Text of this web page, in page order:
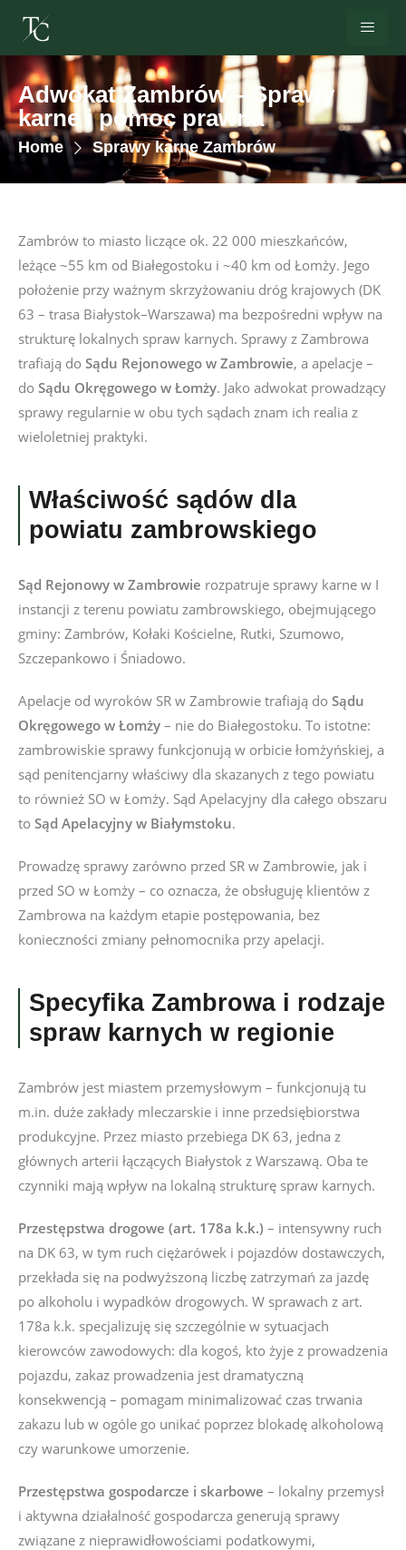
Adwokat Zambrów – Sprawy
karne i pomoc prawna
Home Sprawy karne Zambrów
Zambrów to miasto liczące ok. 22 000 mieszkańców,
leżące ~55 km od Białegostoku i ~40 km od Łomży. Jego
położenie przy ważnym skrzyżowaniu dróg krajowych (DK
63 – trasa Białystok–Warszawa) ma bezpośredni wpływ na
strukturę lokalnych spraw karnych. Sprawy z Zambrowa
trafiają do Sądu Rejonowego w Zambrowie, a apelacje –
do Sądu Okręgowego w Łomży. Jako adwokat prowadzący
sprawy regularnie w obu tych sądach znam ich realia z
wieloletniej praktyki.
Właściwość sądów dla
powiatu zambrowskiego
Sąd Rejonowy w Zambrowie rozpatruje sprawy karne w I
instancji z terenu powiatu zambrowskiego, obejmującego
gminy: Zambrów, Kołaki Kościelne, Rutki, Szumowo,
Szczepankowo i Śniadowo.
Apelacje od wyroków SR w Zambrowie trafiają do Sądu
Okręgowego w Łomży – nie do Białegostoku. To istotne:
zambrowiskie sprawy funkcjonują w orbicie łomżyńskiej, a
sąd penitencjarny właściwy dla skazanych z tego powiatu
to również SO w Łomży. Sąd Apelacyjny dla całego obszaru
to Sąd Apelacyjny w Białymstoku.
Prowadzę sprawy zarówno przed SR w Zambrowie, jak i
przed SO w Łomży – co oznacza, że obsługuję klientów z
Zambrowa na każdym etapie postępowania, bez
konieczności zmiany pełnomocnika przy apelacji.
Specyfika Zambrowa i rodzaje
spraw karnych w regionie
Zambrów jest miastem przemysłowym – funkcjonują tu
m.in. duże zakłady mleczarskie i inne przedsiębiorstwa
produkcyjne. Przez miasto przebiega DK 63, jedna z
głównych arterii łączących Białystok z Warszawą. Oba te
czynniki mają wpływ na lokalną strukturę spraw karnych.
Przestępstwa drogowe (art. 178a k.k.) – intensywny ruch
na DK 63, w tym ruch ciężarówek i pojazdów dostawczych,
przekłada się na podwyższoną liczbę zatrzymań za jazdę
po alkoholu i wypadków drogowych. W sprawach z art.
178a k.k. specjalizuję się szczególnie w sytuacjach
kierowców zawodowych: dla kogoś, kto żyje z prowadzenia
pojazdu, zakaz prowadzenia jest dramatyczną
konsekwencją – pomagam minimalizować czas trwania
zakazu lub w ogóle go unikać poprzez blokadę alkoholową
czy warunkowe umorzenie.
Przestępstwa gospodarcze i skarbowe – lokalny przemysł
i aktywna działalność gospodarcza generują sprawy
związane z nieprawidłowościami podatkowymi,